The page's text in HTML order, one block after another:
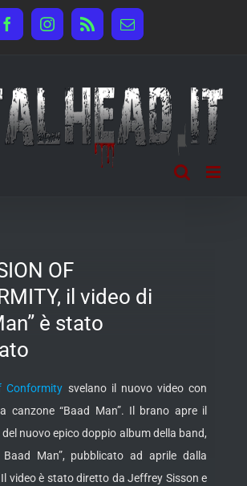
FacebookInstagram
Rss Email
OF
il video di
è stato
Conformity svelano il nuovo video con
canzone “Baad Man”. Il brano apre il
nuovo epico doppio album della band,
Man”, pubblicato ad aprile dalla
video è stato diretto da Jeffrey Sisson e